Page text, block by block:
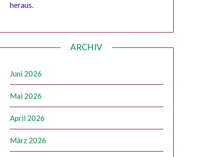
heraus.
ARCHIV
Juni 2026
Mai 2026
April 2026
März 2026